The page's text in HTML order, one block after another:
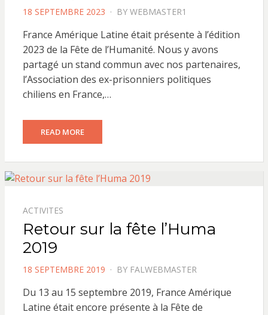
POSTED
18 SEPTEMBRE 2023 BY WEBMASTER1
France Amérique Latine était présente à l’édition
2023 de la Fête de l’Humanité. Nous y avons
partagé un stand commun avec nos partenaires,
l’Association des ex-prisonniers politiques
chiliens en France,…
READ MORE
ACTIVITES
Retour sur la fête l’Huma
2019
POSTED
18 SEPTEMBRE 2019 BY FALWEBMASTER
Du 13 au 15 septembre 2019, France Amérique
Latine était encore présente à la Fête de